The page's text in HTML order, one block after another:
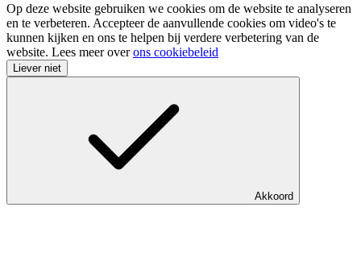
Op deze website gebruiken we cookies om de website te analyseren
en te verbeteren. Accepteer de aanvullende cookies om video's te
kunnen kijken en ons te helpen bij verdere verbetering van de
website. Lees meer overons cookiebeleid
Liever niet
Akkoord